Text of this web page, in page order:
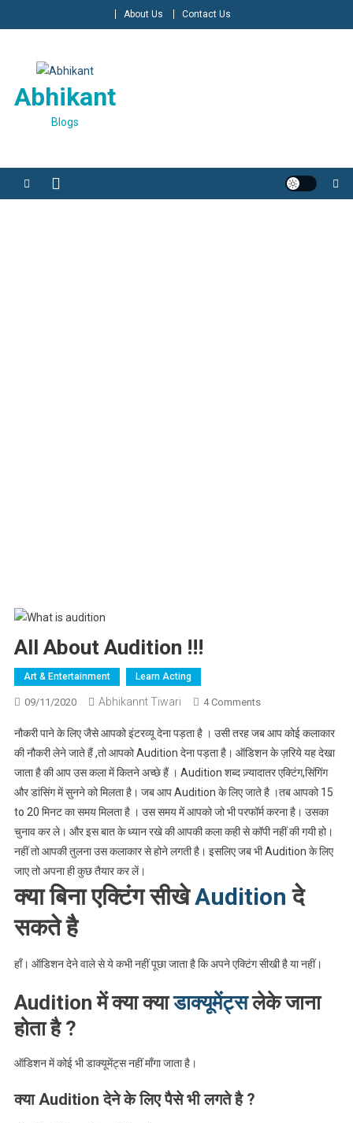
to
About Us Contact Us
Abhikant
Blogs
All About Audition !!!
Art & Entertainment Learn Acting
09/11/2020 Abhikannt Tiwari 4 CommentsOn
About
Audition
!!!
नौकरी पाने के लिए जैसे आपको इंटरव्यू देना पड़ता है । उसी तरह जब आप कोई कलाकार
की नौकरी लेने जाते हैं ,तो आपको Audition देना पड़ता है। ऑडिशन के ज़रिये यह देखा
जाता है की आप उस कला में कितने अच्छे हैं । Audition शब्द ज़्यादातर एक्टिंग,सिंगिंग
और डांसिंग में सुनने को मिलता है। जब आप Audition के लिए जाते है ।तब आपको 15
to 20 मिनट का समय मिलता है । उस समय में आपको जो भी परफॉर्म करना है। उसका
चुनाव कर ले। और इस बात के ध्यान रखे की आपकी कला कही से कॉपी नहीं की गयी हो।
नहीं तो आपकी तुलना उस कलाकार से होने लगती है। इसलिए जब भी Audition के लिए
जाए तो अपना ही कुछ तैयार कर लें।
क्या बिना एक्टिंग सीखेAuditionदे
सकते है
हाँ। ऑडिशन देने वाले से ये कभी नहीं पूछा जाता है कि अपने एक्टिंग सीखी है या नहीं।
Audition में क्या क्याडाक्यूमेंट्सलेके जाना
होता है ?
ऑडिशन में कोई भी डाक्यूमेंट्स नहीं माँगा जाता है।
क्या Audition देने के लिए पैसे भी लगते है ?